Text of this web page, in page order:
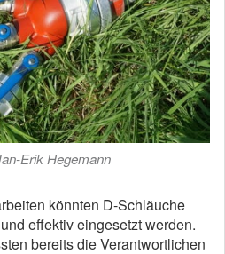
Erik Hegemann
könnten D-Schläuche
effektiv eingesetzt werden.
bereits die Verantwortlichen